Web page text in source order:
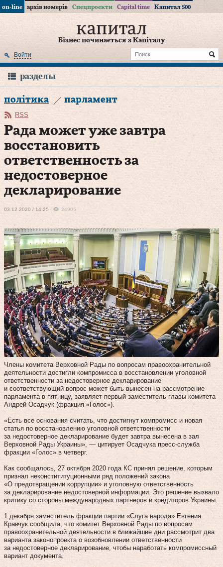
on-line архів номерів Спецпроекти Capital time Капитал 500
Бізнес починається з Капіталу
Войти
разделы
політика парламент
RSS
Рада может уже завтра
восстановить
ответственность за
недостоверное
декларирование
03.12.2020 / 14:25 24905
Члены комитета Верховной Рады по вопросам правоохранительной
деятельности достигли компромисса в восстановлении уголовной
ответственности за недостоверное декларирование
и соответствующий вопрос может быть вынесен на рассмотрение
парламента в пятницу, заявляет первый заместитель главы комитета
Андрей Осадчук (фракция «Голос»).
«Есть все основания считать, что достигнут компромисс и новая
статья по восстановлению уголовной ответственности
за недостоверное декларирование будет завтра вынесена в зал
Верховной Рады Украины», — цитирует Осадчука пресс-служба
фракции «Голос» в четверг.
Как сообщалось, 27 октября 2020 года КС принял решение, которым
признал неконстититуционными ряд положений закона
«О предотвращении коррупции» и уголовную ответственность
за декларирование недостоверной информации. Это решение вызвало
критику со стороны международных партнеров и кредиторов Украины.
1 декабря заместитель фракции партии «Слуга народа» Евгения
Кравчук сообщила, что комитет Верховной Рады по вопросам
правоохранительной деятельности в ближайшие дни рассмотрит два
варианта законопроекта о возобновлении ответственности
за недостоверное декларирование, чтобы наработать компромиссный
вариант документа.